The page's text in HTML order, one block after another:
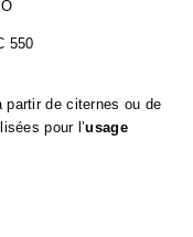
550
partir de citernes ou de
pour l’usage